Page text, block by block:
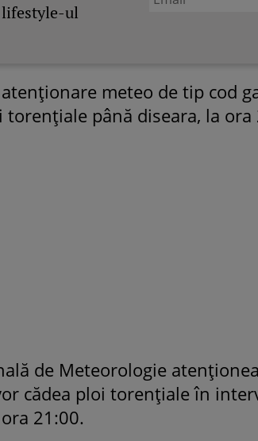
ul
meteo de tip cod
torențiale până diseara, la ora
de Meteorologie
cădea ploi torențiale în
21:00.